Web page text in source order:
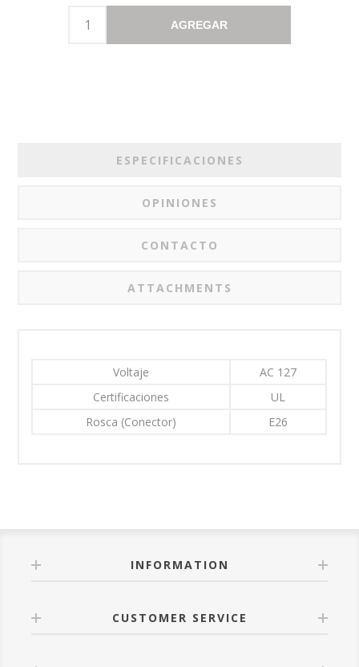
AGREGAR
ESPECIFICACIONES
OPINIONES
CONTACTO
ATTACHMENTS
Voltaje
AC 127
Certificaciones
UL
Rosca (Conector)
E26
INFORMATION
CUSTOMER SERVICE